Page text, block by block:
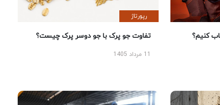
کنیم؟
رپورتاژ
تفاوت جو پرک با جو دوسر پرک چیست؟